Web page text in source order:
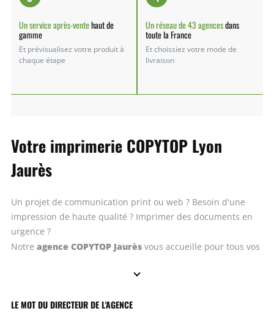
Un service après-ventehaut de
gamme
Et prévisualisez votre produit à
chaque étape
Un réseau de 43 agencesdans
toute la France
Et choissiez votre mode de
livraison
Votre imprimerie COPYTOP Lyon
Jaurès
Un projet de communication print ou web ? Besoin d'une
impression de haute qualité ? Imprimer des documents en
urgence ?
Notre agence COPYTOP Jaurèsvous accueille pour tous vos
Venir chez COPYTOP, c’est profiter de plus de près de 50
LE MOT DU DIRECTEUR DE L'AGENCE